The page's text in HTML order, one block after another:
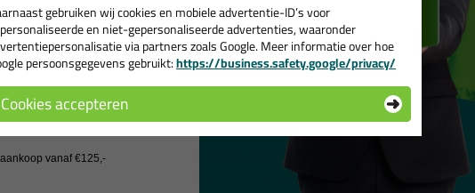
Irion smalle tuit voor de X7-1000
Voor smallere voegen
gebruiken wij cookies en mobiele advertentie-ID’s voor
en niet-gepersonaliseerde advertenties, waaronder
via partners zoals Google. Meer informatie over hoe
persoonsgegevens gebruikt:https://business.safety.google/privacy/
Cookies accepteren
de actiecode ›
geen cadeau
vanaf €125,-